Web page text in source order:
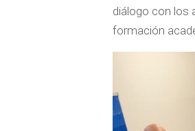
diálogo con los
formación